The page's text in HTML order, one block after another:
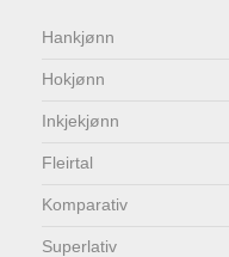
Hankjønn
Hokjønn
Inkjekjønn
Fleirtal
Komparativ
Superlativ